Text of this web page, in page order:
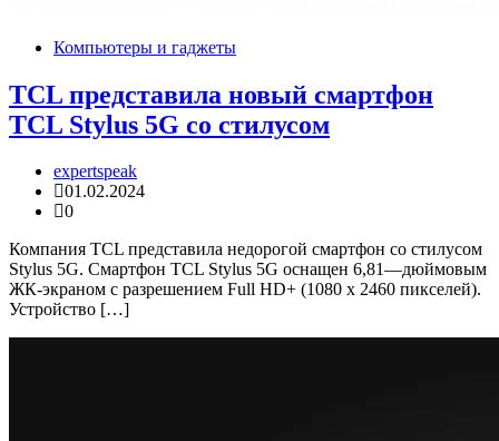
Компьютеры и гаджеты
TCL представила новый смартфон
TCL Stylus 5G со стилусом
expertspeak
01.02.2024
0
Компания TCL представила недорогой смартфон со стилусом
Stylus 5G. Смартфон TCL Stylus 5G оснащен 6,81—дюймовым
ЖК-экраном с разрешением Full HD+ (1080 x 2460 пикселей).
Устройство […]